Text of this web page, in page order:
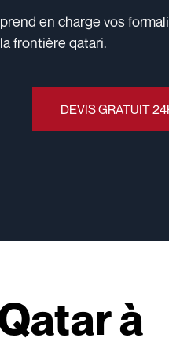
en charge vos
frontière qatari.
DEVIS GRATUIT
à